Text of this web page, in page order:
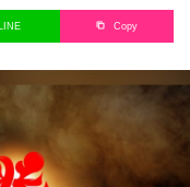
LINE Copy